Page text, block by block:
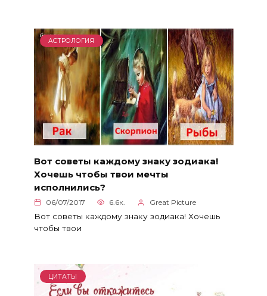
АСТРОЛОГИЯ
Вот советы каждому знаку зодиака!
Хочешь чтобы твои мечты
исполнились?
06/07/2017 6.6к. Great Picture
Вот советы каждому знаку зодиака! Хочешь
чтобы твои
ЦИТАТЫ